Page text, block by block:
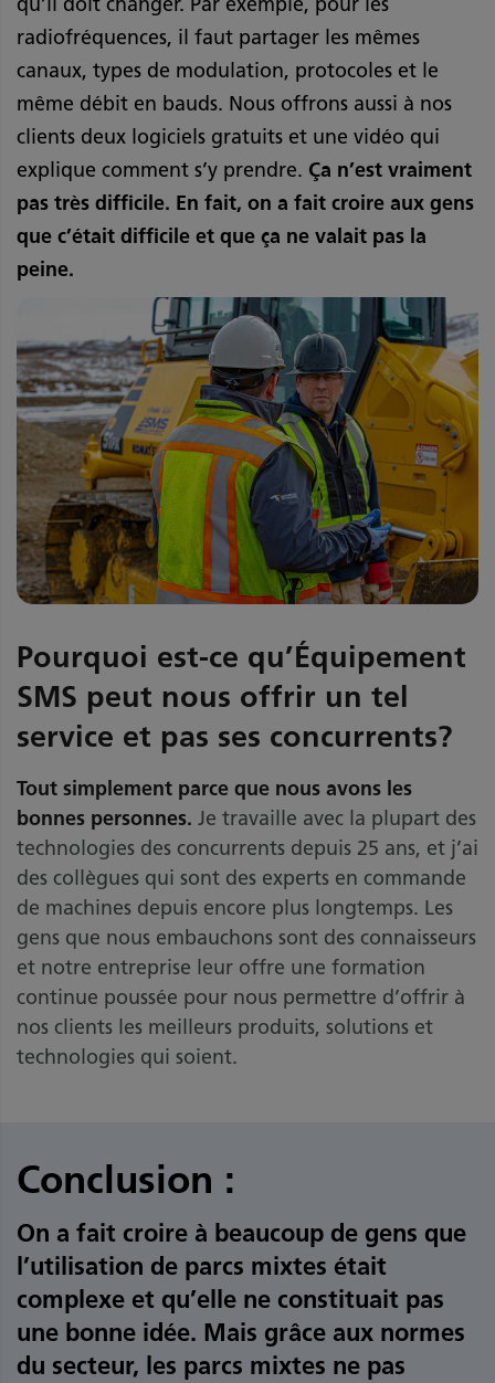
radiofréquences, il faut partager les mêmes
canaux, types de modulation, protocoles et le
même débit en bauds. Nous offrons aussi à nos
clients deux logiciels gratuits et une vidéo qui
explique comment s’y prendre. Ça n’est vraiment
pas très difficile. En fait, on a fait croire aux gens
que c’était difficile et que ça ne valait pas la
peine.
Pourquoi est-ce qu’Équipement
SMS peut nous offrir un tel
service et pas ses concurrents?
Tout simplement parce que nous avons les
bonnes personnes. Je travaille avec la plupart des
technologies des concurrents depuis 25 ans, et j’ai
des collègues qui sont des experts en commande
de machines depuis encore plus longtemps. Les
gens que nous embauchons sont des connaisseurs
et notre entreprise leur offre une formation
continue poussée pour nous permettre d’offrir à
nos clients les meilleurs produits, solutions et
technologies qui soient.
Conclusion :
On a fait croire à beaucoup de gens que
l’utilisation de parcs mixtes était
complexe et qu’elle ne constituait pas
une bonne idée. Mais grâce aux normes
du secteur, les parcs mixtes ne pas